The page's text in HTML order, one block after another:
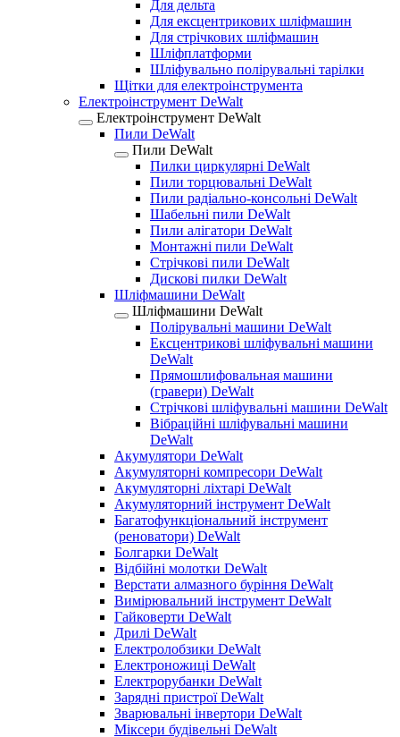
Для дельта
Для ексцентрикових шліфмашин
Для стрічкових шліфмашин
Шліфплатформи
Шліфувально полірувальні тарілки
Щітки для електроінструмента
Електроінструмент DeWalt
Електроінструмент DeWalt
Пили DeWalt
Пили DeWalt
Пилки циркулярні DeWalt
Пили торцювальні DeWalt
Пили радіально-консольні DeWalt
Шабельні пили DeWalt
Пили алігатори DeWalt
Монтажні пили DeWalt
Стрічкові пили DeWalt
Дискові пилки DeWalt
Шліфмашини DeWalt
Шліфмашини DeWalt
Полірувальні машини DeWalt
Ексцентрикові шліфувальні машини
DeWalt
Прямошлифовальная машини
(гравери) DeWalt
Стрічкові шліфувальні машини DeWalt
Вібраційні шліфувальні машини
DeWalt
Акумулятори DeWalt
Акумуляторні компресори DeWalt
Акумуляторні ліхтарі DeWalt
Акумуляторний інструмент DeWalt
Багатофункціональний інструмент
(реноватори) DeWalt
Болгарки DeWalt
Відбійні молотки DeWalt
Верстати алмазного буріння DeWalt
Вимірювальний інструмент DeWalt
Гайковерти DeWalt
Дрилі DeWalt
Електролобзики DeWalt
Електроножиці DeWalt
Електрорубанки DeWalt
Зарядні пристрої DeWalt
Зварювальні інвертори DeWalt
Міксери будівельні DeWalt